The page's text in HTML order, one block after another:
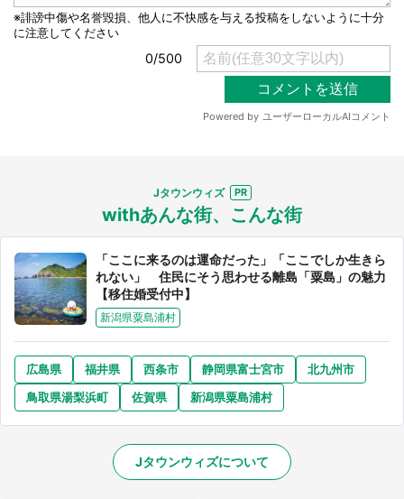
Jタウンウィズ
withあんな街、こんな街
「ここに来るのは運命だった」「ここでしか生きら
れない」 住民にそう思わせる離島「粟島」の魅力
【移住婚受付中】
新潟県粟島浦村
広島県 福井県 西条市 静岡県富士宮市
北九州市
鳥取県湯梨浜町
佐賀県 新潟県粟島浦村
Jタウンウィズについて